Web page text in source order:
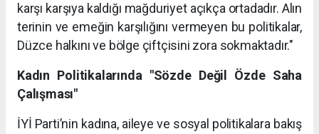
karşı karşıya kaldığı mağduriyet açıkça ortadadır. Alın
terinin ve emeğin karşılığını vermeyen bu politikalar,
Düzce halkını ve bölge çiftçisini zora sokmaktadır."
Kadın Politikalarında "Sözde Değil Özde Saha
Çalışması"
İYİ Parti’nin kadına, aileye ve sosyal politikalara bakış